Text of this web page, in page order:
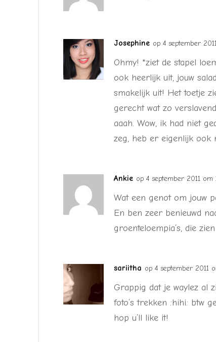
Josephine op 4 september
Ohmy! *ziet de stapel
ook heerlijk uit, jouw
smakelijk uit! Het toetje
gerecht wat zo
aaah. Wow, ik had niet
zeg, heb er eigenlijk ook
Ankie op 4 september 2011 om
Wat een genot om jouw
En ben zeer benieuwd
groenteloempia’s, die
sariitha op 4 september 2011
Grappig dat je waylez al
foto’s trekken :hihi: btw
hop u’ll like it!